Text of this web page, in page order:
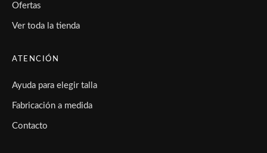
Ofertas
Ver toda la tienda
ATENCIÓN
Ayuda para elegir talla
Fabricación a medida
Contacto